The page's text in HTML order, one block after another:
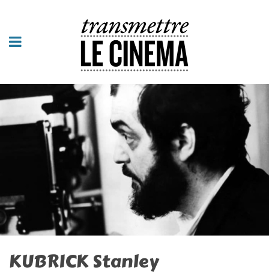
KUBRICK Stanley